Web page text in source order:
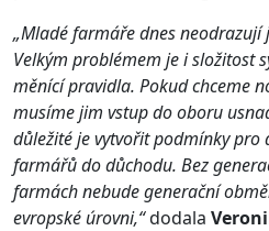
„Mladé farmáře dnes neodrazují
Velkým problémem je i složitost
měnící pravidla. Pokud chceme
musíme jim vstup do oboru
důležité je vytvořit podmínky pro
farmářů do důchodu. Bez
farmách nebude generační
evropské úrovni,“dodala